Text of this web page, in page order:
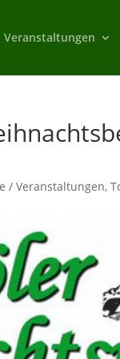
Veranstaltungen
/ Veranstaltungen,